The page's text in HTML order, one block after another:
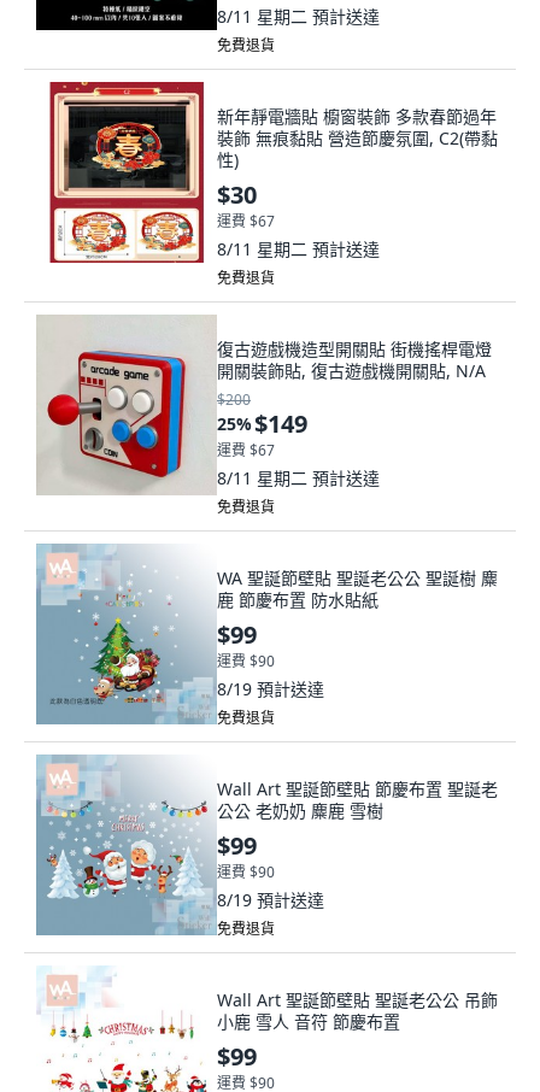
8/11 星期二 預計送達
免費退貨
新年靜電牆貼 櫥窗裝飾 多款春節過年
裝飾 無痕黏貼 營造節慶氛圍, C2(帶黏
性)
$30
運費 $67
8/11 星期二 預計送達
免費退貨
復古遊戲機造型開關貼 街機搖桿電燈
開關裝飾貼, 復古遊戲機開關貼, N/A
$200
25%$149
運費 $67
8/11 星期二 預計送達
免費退貨
WA 聖誕節壁貼 聖誕老公公 聖誕樹 麋
鹿 節慶布置 防水貼紙
$99
運費 $90
8/19 預計送達
免費退貨
Wall Art 聖誕節壁貼 節慶布置 聖誕老
公公 老奶奶 麋鹿 雪樹
$99
運費 $90
8/19 預計送達
免費退貨
Wall Art 聖誕節壁貼 聖誕老公公 吊飾
小鹿 雪人 音符 節慶布置
$99
運費 $90